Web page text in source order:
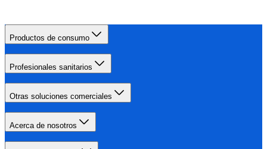
Productos de consumo
Profesionales sanitarios
Otras soluciones comerciales
Acerca de nosotros